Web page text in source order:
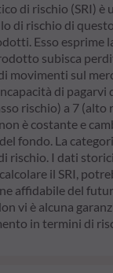
di rischio (SRI) è
di rischio di
Esso esprime
subisca
movimenti sul
di pagarvi
rischio) a 7 (alto
è costante e
fondo. La
rischio. I dati
il SRI,
affidabile del
vi è alcuna
in termini di